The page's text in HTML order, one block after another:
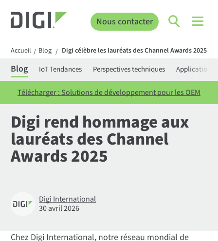
Nous contacter
Accueil / Blog / Digi célèbre les lauréats des Channel Awards 2025
Blog IoT Tendances Perspectives techniques Applications
Télécharger : Solutions de développement pour les OEM
Digi rend hommage aux
lauréats des Channel
Awards 2025
Digi International
30 avril 2026
Chez Digi International, notre réseau mondial de